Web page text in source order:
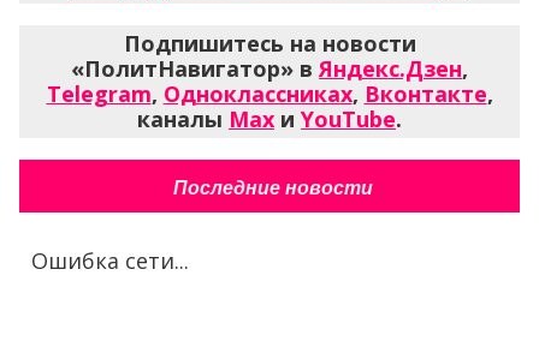
Подпишитесь на новости
«ПолитНавигатор» в Яндекс.Дзен,
Telegram, Одноклассниках, Вконтакте,
каналы Max и YouTube.
Последние новости
Ошибка сети...